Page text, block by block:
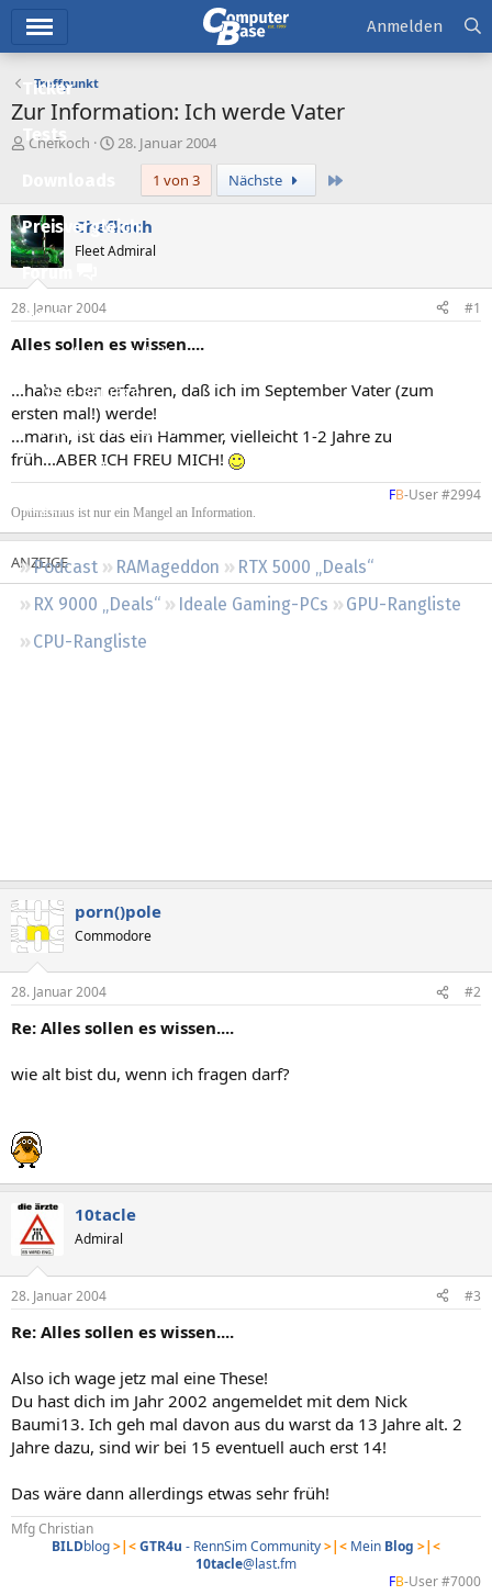
Ticker
Tests
Preisvergleich
Forum
Aktuelles
Empfohlene Inhalte
Neue Beiträge
Neueste Aktivitäten
Leserartikel
Regeln
Podcast RAMageddon
RTX 5000 „Deals“
RX 9000 „Deals“
Ideale Gaming-PCs
GPU-Rangliste
CPU-Rangliste
Anmelden
Treffpunkt
Zur Information: Ich werde Vater
E
e
l
l
e
Chefkoch
E
e
l
m
28. Januar 2004
1 von 3
Nächste
Chefkoch
Fleet Admiral
28. Januar 2004 #1
Alles sollen es wissen....
...habe eben erfahren, daß ich im September Vater (zum
ersten mal!) werde!
...mann, ist das ein Hammer, vielleicht 1-2 Jahre zu
früh...ABER ICH FREU MICH!
FB-User #2994​
Optimismus ist nur ein Mangel an Information.
porn()pole
Commodore
28. Januar 2004 #2
Re: Alles sollen es wissen....
wie alt bist du, wenn ich fragen darf?
10tacle
Admiral
28. Januar 2004 #3
Re: Alles sollen es wissen....
Also ich wage jetz mal eine These!
Du hast dich im Jahr 2002 angemeldet mit dem Nick
Baumi13. Ich geh mal davon aus du warst da 13 Jahre alt. 2
Jahre dazu, sind wir bei 15 eventuell auch erst 14!
Das wäre dann allerdings etwas sehr früh!
Mfg Christian
BILDblog>|<GTR4u - RennSim Community>|< Mein Blog >|<
10tacle@last.fm
FB-User #7000​